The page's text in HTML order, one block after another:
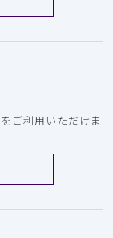
ご利用いただけま